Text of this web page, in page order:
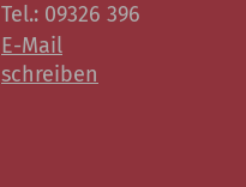
Tel.: 09326 396
E-Mail
schreiben